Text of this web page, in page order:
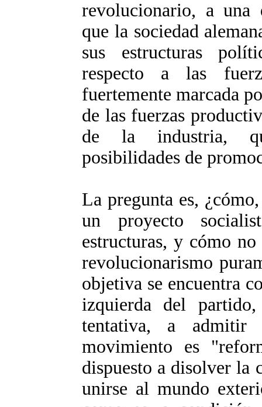
revolucionario, a una
que la sociedad
sus estructuras
respecto a las
fuertemente marcada
de las fuerzas
de la industria,
posibilidades de
La pregunta es,
un proyecto
estructuras, y cómo
revolucionarismo
objetiva se encuentra
izquierda del
tentativa, a
movimiento es
dispuesto a disolver la
unirse al mundo